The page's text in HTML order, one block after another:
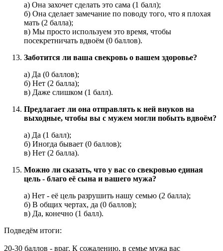
а) Она захочет сделать это сама (1 балл);
б) Она сделает замечание по поводу того, что я плохая
мать (2 балла);
в) Мы просто используем это время, чтобы
посекретничать вдвоём (0 баллов).
Заботится ли ваша свекровь о вашем здоровье?
а) Да (0 баллов);
б) Нет (2 балла);
в) Даже слишком (1 балл).
Предлагает ли она отправлять к ней внуков на
выходные, чтобы вы с мужем могли побыть вдвоём?
а) Да (1 балл);
б) Иногда бывает (0 баллов);
в) Нет (2 балла).
Можно ли сказать, что у вас со свекровью единая
цель - благо её сына и вашего мужа?
а) Нет - её цель разрушить нашу семью (2 балла);
б) В общих чертах, да (0 баллов);
в) Да, конечно (1 балл).
Подведём итоги:
20-30 баллов - враг. К сожалению, в семье мужа вас